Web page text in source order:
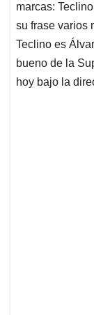
marcas:
su frase varios
Teclino es
bueno de la
hoy bajo la